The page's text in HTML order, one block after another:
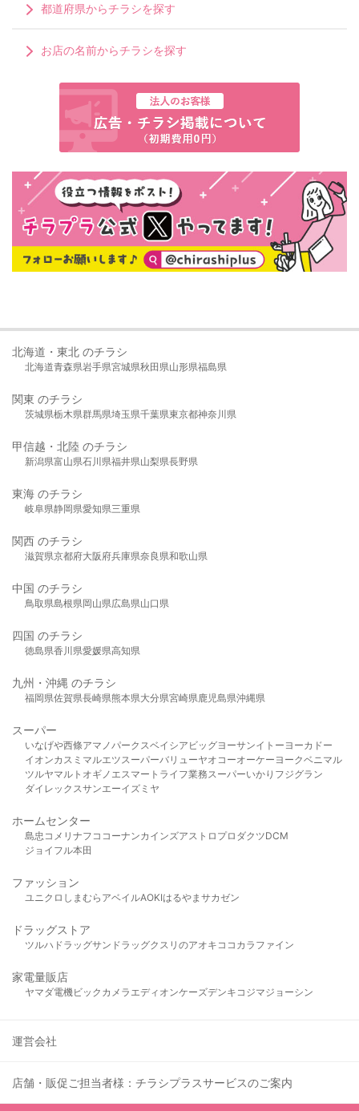
都道府県からチラシを探す
お店の名前からチラシを探す
北海道・東北 のチラシ
北海道青森県岩手県宮城県秋田県山形県福島県
関東 のチラシ
茨城県栃木県群馬県埼玉県千葉県東京都神奈川県
甲信越・北陸 のチラシ
新潟県富山県石川県福井県山梨県長野県
東海 のチラシ
岐阜県静岡県愛知県三重県
関西 のチラシ
滋賀県京都府大阪府兵庫県奈良県和歌山県
中国 のチラシ
鳥取県島根県岡山県広島県山口県
四国 のチラシ
徳島県香川県愛媛県高知県
九州・沖縄 のチラシ
福岡県佐賀県長崎県熊本県大分県宮崎県鹿児島県沖縄県
スーパー
いなげや西條アマノパークスベイシア ビッグヨーサンイトーヨーカドー
イオンカスミ マルエツスーパーバリューヤオコーオーケー ヨークベニマル
ツルヤマルト オギノ エスマート ライフ業務スーパーいかり フジグラン
ダイレックスサンエーイズミヤ
ホームセンター
島忠 コメリ ナフコ コーナンカインズアストロプロダクツDCM
ジョイフル本田
ファッション
ユニクロ しまむら アベイルAOKIはるやま サカゼン
ドラッグストア
ツルハドラッグサンドラッグクスリのアオキ ココカラファイン
家電量販店
ヤマダ電機ビックカメラ エディオンケーズデンキ コジマジョーシン
運営会社
店舗・販促ご担当者様：チラシプラスサービスのご案内